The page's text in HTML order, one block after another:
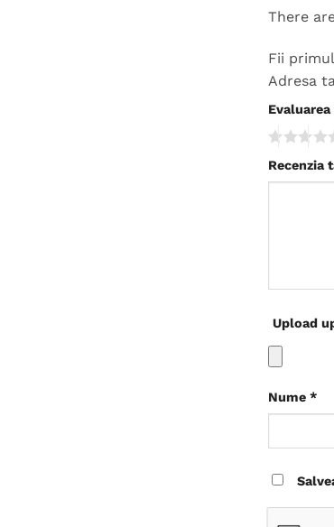
There
Fii
Adresa
Evaluarea
Recenzia
Upload
Nume *